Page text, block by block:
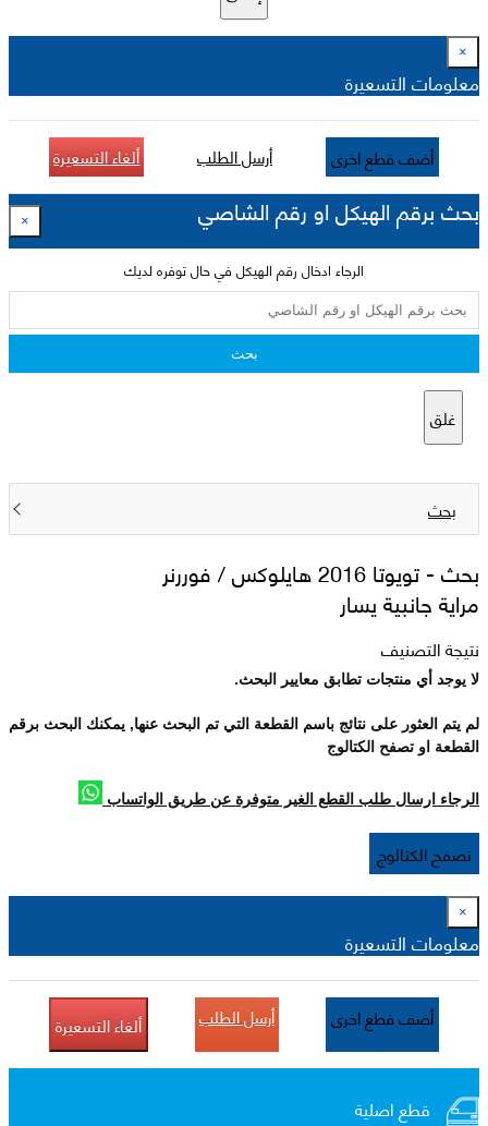
×
معلومات التسعيرة
أضف قطع اخرى أرسل الطلب ألغاء التسعيرة
بحث برقم الهيكل او رقم الشاصي ×
الرجاء ادخال رقم الهيكل في حال توفره لديك
بحث
غلق
بحث
بحث - تويوتا 2016 هايلوکس / فوررنر
مراية جانبية يسار
نتيجة التصنيف
لا يوجد أي منتجات تطابق معايير البحث.
لم يتم العثور على نتائج باسم القطعة التي تم البحث عنها, يمكنك البحث برقم
القطعة او تصفح الكتالوج
الرجاء ارسال طلب القطع الغير متوفرة عن طريق الواتساب
تصفح الكتالوج
×
معلومات التسعيرة
أضف قطع اخرى أرسل الطلب ألغاء التسعيرة
قطع اصلية